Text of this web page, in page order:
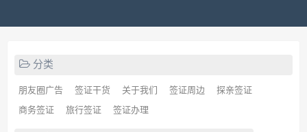
分类
朋友圈广告 签证干货 关于我们 签证周边 探亲签证
商务签证 旅行签证 签证办理